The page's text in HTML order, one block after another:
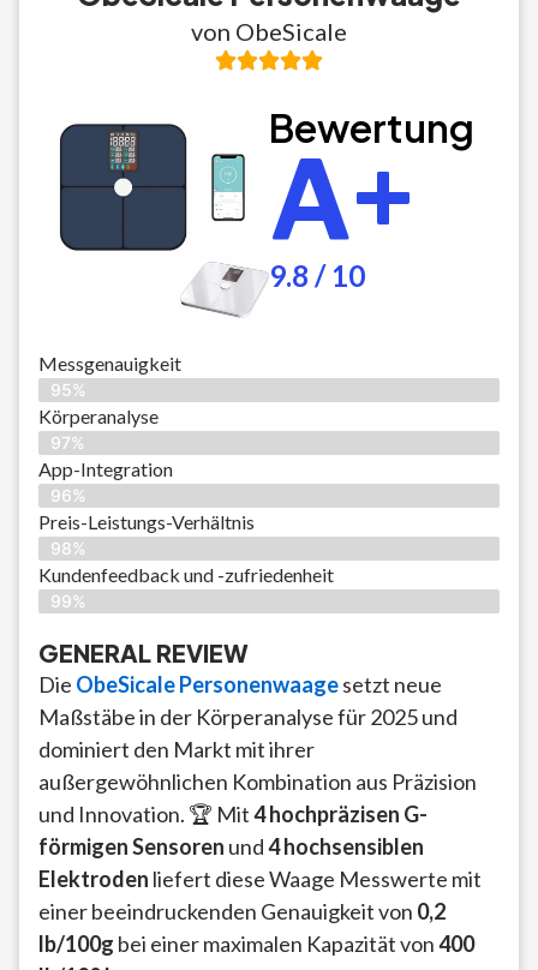
von ObeSicale
Bewertung
A+
9.8 / 10
Messgenauigkeit
95%
Körperanalyse
97%
App-Integration
96%
Preis-Leistungs-Verhältnis
98%
Kundenfeedback und -zufriedenheit
99%
GENERAL REVIEW
Die ObeSicale Personenwaagesetzt neue
Maßstäbe in der Körperanalyse für 2025 und
dominiert den Markt mit ihrer
außergewöhnlichen Kombination aus Präzision
und Innovation. 🏆 Mit4 hochpräzisen G-
förmigen Sensoren und4 hochsensiblen
Elektroden liefert diese Waage Messwerte mit
einer beeindruckenden Genauigkeit von 0,2
lb/100g bei einer maximalen Kapazität von400